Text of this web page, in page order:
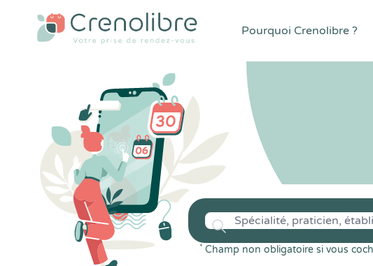
Pourquoi Crenolibre ?
* Champ non obligatoire si vous